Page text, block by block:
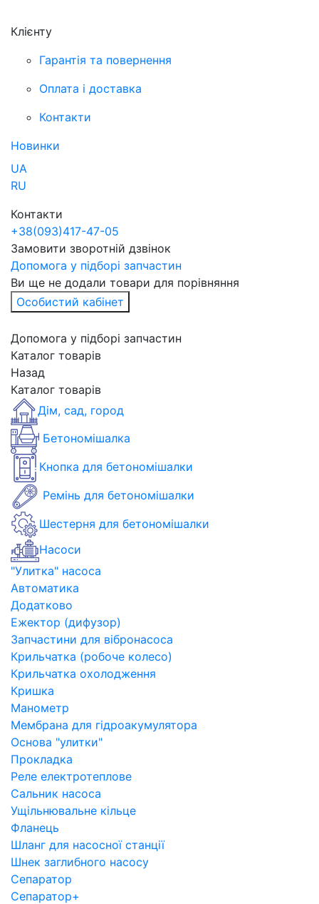
Клієнту
Гарантія та повернення
Оплата і доставка
Контакти
Новинки
UA
RU
Контакти
+38(093)417-47-05
Замовити зворотній дзвінок
Допомога у підборі запчастин
Ви ще не додали товари для порівняння
Особистий кабінет
Допомога у підборі запчастин
Каталог товарів
Назад
Каталог товарів
Дім, сад, город
Бетономішалка
Кнопка для бетономішалки
Ремінь для бетономішалки
Шестерня для бетономішалки
Насоси
"Улитка" насоса
Автоматика
Додатково
Ежектор (дифузор)
Запчастини для вібронасоса
Крильчатка (робоче колесо)
Крильчатка охолодження
Кришка
Манометр
Мембрана для гідроакумулятора
Основа "улитки"
Прокладка
Реле електротеплове
Сальник насоса
Ущільнювальне кільце
Фланець
Шланг для насосної станції
Шнек заглибного насосу
Сепаратор
Сепаратор+